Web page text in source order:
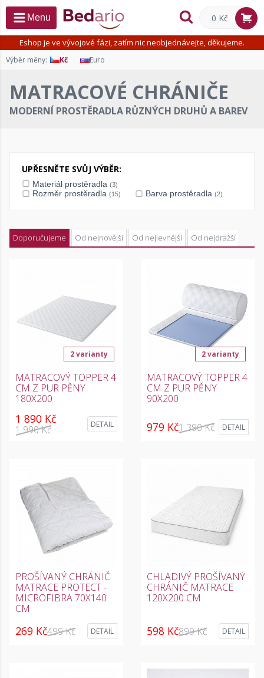
Eshop je ve vývojové fázi, zatím nic neobjednávejte, děkujeme.
Výběr měny: Kč Euro
Menu 0 Kč
MATRACOVÉ CHRÁNIČE
MODERNÍ PROSTĚRADLA RŮZNÝCH DRUHŮ A BAREV
UPŘESNĚTE SVŮJ VÝBĚR:
Materiál prostěradla (3)
Rozměr prostěradla (15) Barva prostěradla (2)
Doporučujeme Od nejnovější Od nejlevnější Od nejdražší
2 varianty
MATRACOVÝ TOPPER 4
CM Z PUR PĚNY
180X200
1 890 Kč
1 990 Kč DETAIL
2 varianty
MATRACOVÝ TOPPER 4
CM Z PUR PĚNY
90X200
979 Kč1 390 Kč DETAIL
PROŠÍVANÝ CHRÁNIČ
MATRACE PROTECT -
MICROFIBRA 70X140
CM
269 Kč499 Kč DETAIL
CHLADIVÝ PROŠÍVANÝ
CHRÁNIČ MATRACE
120X200 CM
598 Kč899 Kč DETAIL